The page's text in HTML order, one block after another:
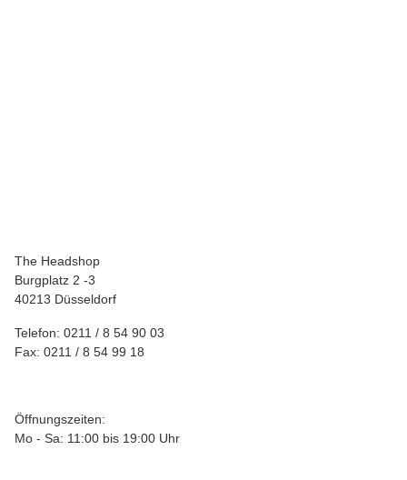
The Headshop
Burgplatz 2 -3
40213 Düsseldorf
Telefon: 0211 / 8 54 90 03
Fax: 0211 / 8 54 99 18
Öffnungszeiten:
Mo - Sa: 11:00 bis 19:00 Uhr